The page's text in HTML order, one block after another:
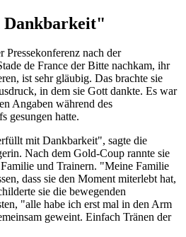
Pressekonferenz nach der
de France der Bitte nachkam, ihr
ist sehr gläubig. Das brachte sie
in dem sie Gott dankte. Es war
Angaben während des
gesungen hatte.
mit Dankbarkeit", sagte die
Nach dem Gold-Coup rannte sie
und Trainern. "Meine Familie
dass sie den Moment miterlebt hat,
sie die bewegenden
"alle habe ich erst mal in den Arm
geweint. Einfach Tränen der